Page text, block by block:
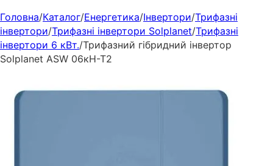
Головна/Каталог/Енергетика/Інвертори/Трифазні
інвертори/Трифазні інвертори Solplanet/Трифазні
інвертори 6 кВт./Трифазний гібридний інвертор
Solplanet ASW 06кН-Т2